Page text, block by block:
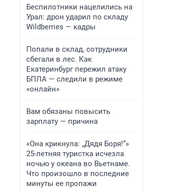
Беспилотники нацелились на
Урал: дрон ударил по складу
Wildberries — кадры
Попали в склад, сотрудники
сбегали в лес. Как
Екатеринбург пережил атаку
БПЛА — следили в режиме
«онлайн»
Вам обязаны повысить
зарплату — причина
«Она крикнула: „Дядя Боря!“»
25-летняя туристка исчезла
ночью у океана во Вьетнаме.
Что произошло в последние
минуты ее пропажи